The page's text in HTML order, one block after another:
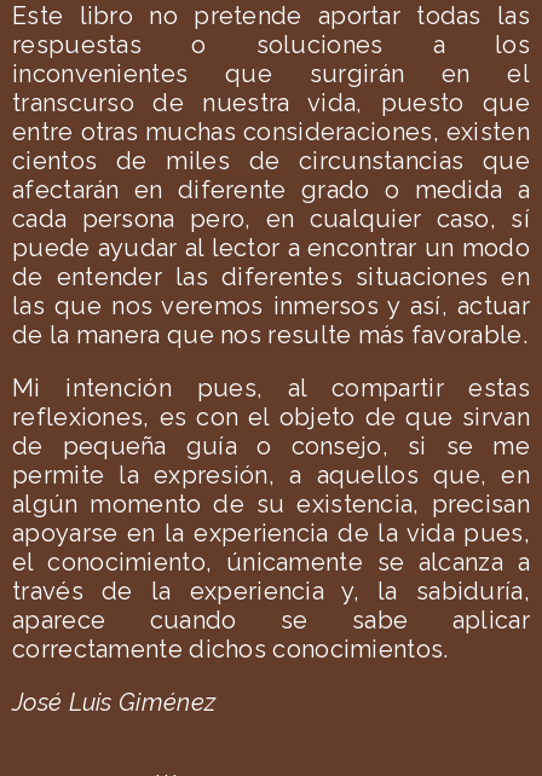
Este libro no pretende aportar todas las
respuestas o soluciones a los
inconvenientes que surgirán en el
transcurso de nuestra vida, puesto que
entre otras muchas consideraciones, existen
cientos de miles de circunstancias que
afectarán en diferente grado o medida a
cada persona pero, en cualquier caso, sí
puede ayudar al lector a encontrar un modo
de entender las diferentes situaciones en
las que nos veremos inmersos y así, actuar
de la manera que nos resulte más favorable.
Mi intención pues, al compartir estas
reflexiones, es con el objeto de que sirvan
de pequeña guía o consejo, si se me
permite la expresión, a aquellos que, en
algún momento de su existencia, precisan
apoyarse en la experiencia de la vida pues,
el conocimiento, únicamente se alcanza a
través de la experiencia y, la sabiduría,
aparece cuando se sabe aplicar
correctamente dichos conocimientos.
José Luis Giménez